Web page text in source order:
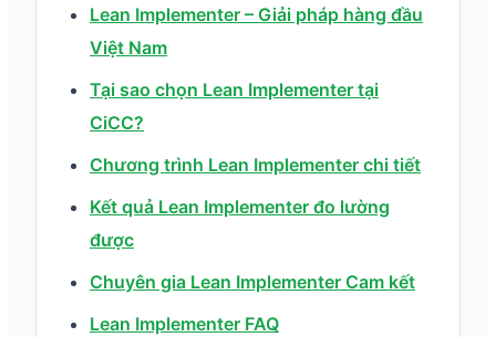
Lean Implementer – Giải pháp hàng đầu
Việt Nam
Tại sao chọn Lean Implementer tại
CiCC?
Chương trình Lean Implementer chi tiết
Kết quả Lean Implementer đo lường
được
Chuyên gia Lean Implementer Cam kết
Lean Implementer FAQ